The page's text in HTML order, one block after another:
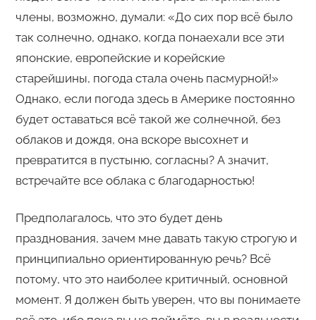
члены, возможно, думали: «До сих пор всё было
так солнечно, однако, когда понаехали все эти
японские, европейские и корейские
старейшины, погода стала очень пасмурной!»
Однако, если погода здесь в Америке постоянно
будет оставаться всё такой же солнечной, без
облаков и дождя, она вскоре высохнет и
превратится в пустыню, согласны? А значит,
встречайте все облака с благодарностью!
Предполагалось, что это будет день
празднования, зачем мне давать такую строгую и
принципиально ориентированную речь? Всё
потому, что это наиболее критичный, основной
момент. Я должен быть уверен, что вы понимаете